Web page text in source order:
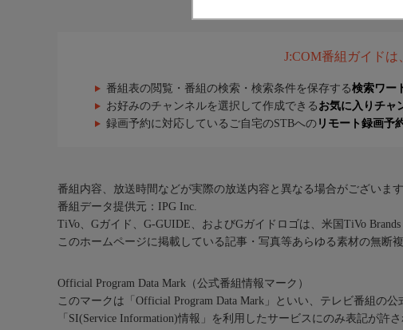
J:COM番組ガイドは
番組表の閲覧・番組の検索・検索条件を保存する検索ワー
お好みのチャンネルを選択して作成できる お気に入りチャ
録画予約に対応しているご自宅のSTBへの リモート録画予
番組内容、放送時間などが実際の放送内容と異なる場合がございます
番組データ提供元：IPG Inc.
TiVo、Gガイド、G-GUIDE、およびGガイドロゴは、米国TiVo
このホームページに掲載している記事・写真等あらゆる素材の無断
Official Program Data Mark（公式番組情報マーク）
このマークは「Official Program Data Mark」といい、テレビ番組の公
「SI(Service Information)情報」を利用したサービスにのみ表記が許